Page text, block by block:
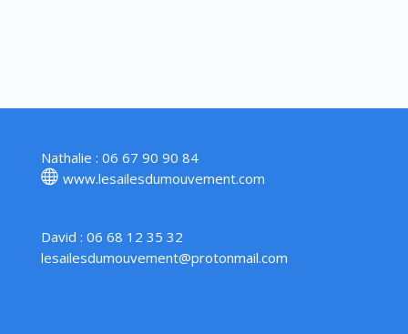
Nathalie : 06 67 90 90 84
www.lesailesdumouvement.com
David : 06 68 12 35 32
lesailesdumouvement@protonmail.com